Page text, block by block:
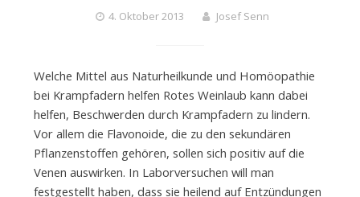
4. Oktober 2013 Josef Senn
Welche Mittel aus Naturheilkunde und Homöopathie
bei Krampfadern helfen Rotes Weinlaub kann dabei
helfen, Beschwerden durch Krampfadern zu lindern.
Vor allem die Flavonoide, die zu den sekundären
Pflanzenstoffen gehören, sollen sich positiv auf die
Venen auswirken. In Laborversuchen will man
festgestellt haben, dass sie heilend auf Entzündungen